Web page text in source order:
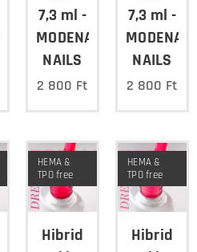
7,3 ml -
MODENA
NAILS
2 800 Ft
7,3 ml -
MODENA
NAILS
2 800 Ft
Hibrid
HEMA &
TPO free
Hibrid
HEMA &
TPO free